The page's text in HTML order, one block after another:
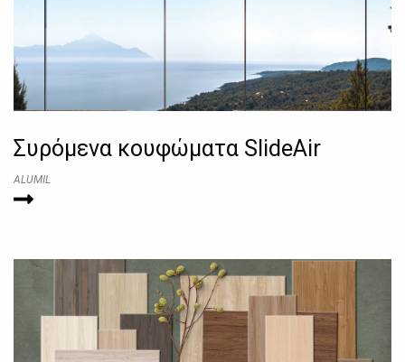
Συρόμενα κουφώματα SlideAir
ALUMIL